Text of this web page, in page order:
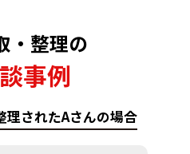
・整理の
事例
理されたAさんの場合